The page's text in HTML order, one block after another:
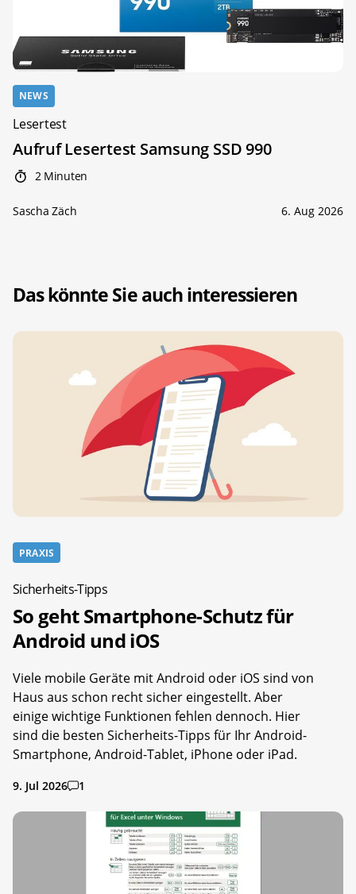
NEWS
Lesertest
Aufruf Lesertest Samsung SSD 990
2 Minuten
Sascha Zäch 6. Aug 2026
Das könnte Sie auch interessieren
PRAXIS
Sicherheits-Tipps
So geht Smartphone-Schutz für
Android und iOS
Viele mobile Geräte mit Android oder iOS sind von
Haus aus schon recht sicher eingestellt. Aber
einige wichtige Funktionen fehlen dennoch. Hier
sind die besten Sicherheits-Tipps für Ihr Android-
Smartphone, Android-Tablet, iPhone oder iPad.
9. Jul 2026 1